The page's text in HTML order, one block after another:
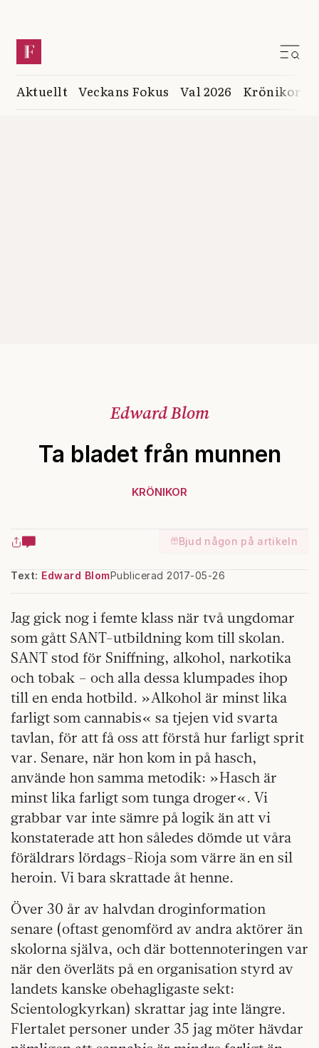
Aktuellt Veckans Fokus Val 2026 Krönikor
Edward Blom
Ta bladet från munnen
KRÖNIKOR
Bjud någon på artikeln
Text: Edward BlomPublicerad 2017-05-26
Jag gick nog i femte klass när två ungdomar
som gått SANT-utbildning kom till skolan.
SANT stod för Sniffning, alkohol, narkotika
och tobak – och alla dessa klumpades ihop
till en enda hotbild. »Alkohol är minst lika
farligt som cannabis« sa tjejen vid svarta
tavlan, för att få oss att förstå hur farligt sprit
var. Senare, när hon kom in på hasch,
använde hon samma metodik: »Hasch är
minst lika farligt som tunga droger«. Vi
grabbar var inte sämre på logik än att vi
konstaterade att hon således dömde ut våra
föräldrars lördags-Rioja som värre än en sil
heroin. Vi bara skrattade åt henne.
Över 30 år av halvdan droginformation
senare (oftast genomförd av andra aktörer än
skolorna själva, och där bottennoteringen var
när den överläts på en organisation styrd av
landets kanske obehagligaste sekt:
Scientologkyrkan) skrattar jag inte längre.
Flertalet personer under 35 jag möter hävdar